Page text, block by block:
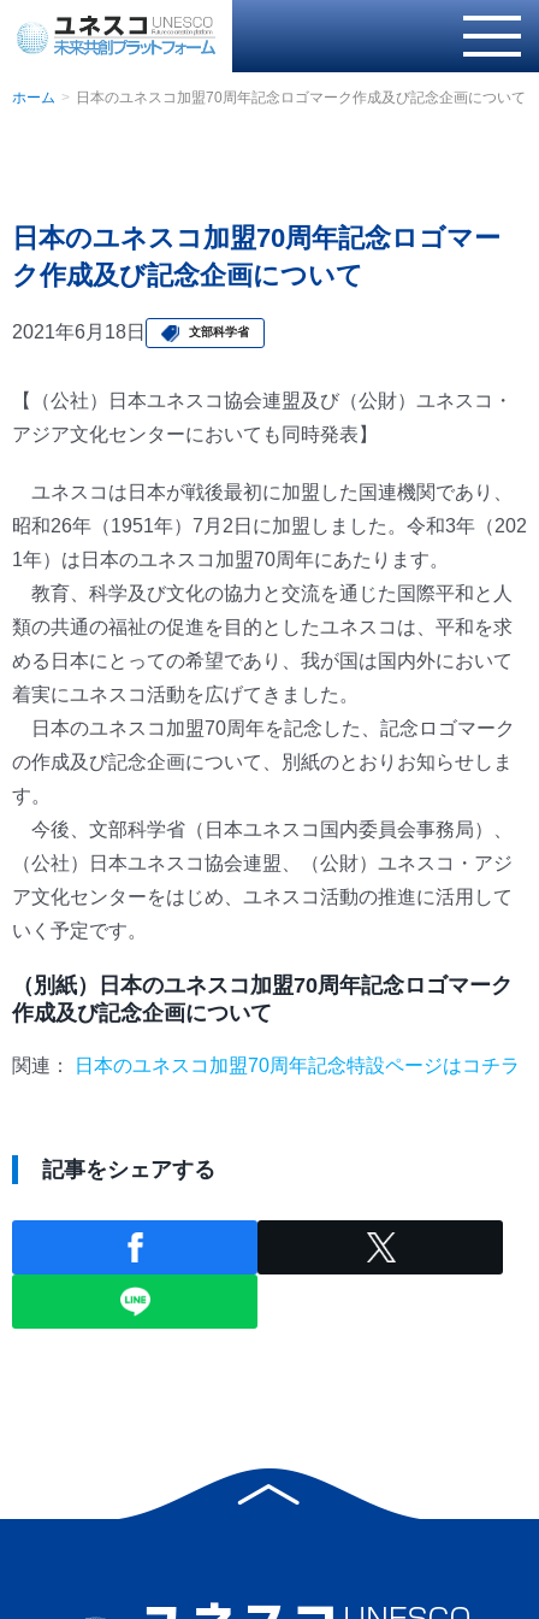
ホーム 日本のユネスコ加盟70周年記念ロゴマーク作成及び記念企画について
日本のユネスコ加盟70周年記念ロゴマー
ク作成及び記念企画について
2021年6月18日 文部科学省
【（公社）日本ユネスコ協会連盟及び（公財）ユネスコ・
アジア文化センターにおいても同時発表】
ユネスコは日本が戦後最初に加盟した国連機関であり、
昭和26年（1951年）7月2日に加盟しました。令和3年（202
1年）は日本のユネスコ加盟70周年にあたります。
教育、科学及び文化の協力と交流を通じた国際平和と人
類の共通の福祉の促進を目的としたユネスコは、平和を求
める日本にとっての希望であり、我が国は国内外において
着実にユネスコ活動を広げてきました。
日本のユネスコ加盟70周年を記念した、記念ロゴマーク
の作成及び記念企画について、別紙のとおりお知らせしま
す。
今後、文部科学省（日本ユネスコ国内委員会事務局）、
（公社）日本ユネスコ協会連盟、（公財）ユネスコ・アジ
ア文化センターをはじめ、ユネスコ活動の推進に活用して
いく予定です。
（別紙）日本のユネスコ加盟70周年記念ロゴマーク
作成及び記念企画について
関連： 日本のユネスコ加盟70周年記念特設ページはコチラ
記事をシェアする